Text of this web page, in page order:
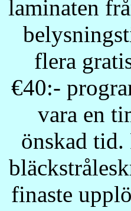
laminaten
flera
€40:-
vara en
önskad
finaste